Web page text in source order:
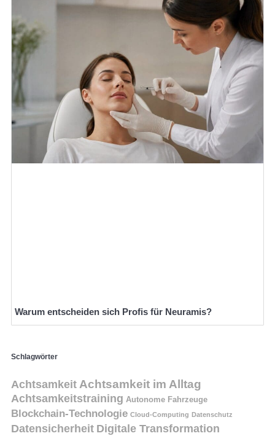
Warum entscheiden sich Profis für Neuramis?
Schlagwörter
Achtsamkeit Achtsamkeit im Alltag
Achtsamkeitstraining Autonome Fahrzeuge
Blockchain-Technologie Cloud-Computing Datenschutz
Datensicherheit Digitale Transformation